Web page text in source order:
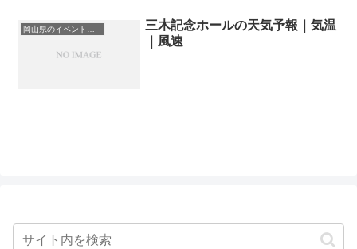
三木記念ホールの天気予報｜気温
｜風速